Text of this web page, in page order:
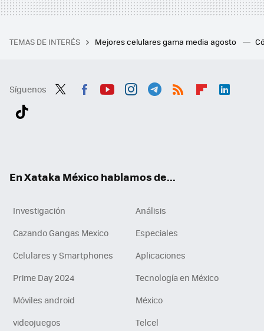
TEMAS DE INTERÉS Mejores celulares gama media agosto
Síguenos
En Xataka México hablamos de...
Investigación
Análisis
Cazando Gangas Mexico
Especiales
Celulares y Smartphones
Aplicaciones
Prime Day 2024
Tecnología en México
Móviles android
México
videojuegos
Telcel